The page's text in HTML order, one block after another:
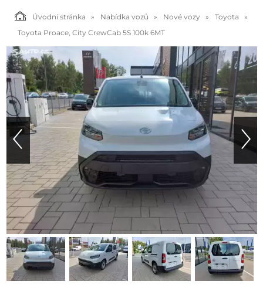
Úvodní stránka Nabídka vozů Nové vozy
Toyota
Toyota Proace, City CrewCab 5S 100k 6MT